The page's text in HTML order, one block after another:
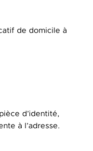
de domicile à
d’identité,
à l’adresse.